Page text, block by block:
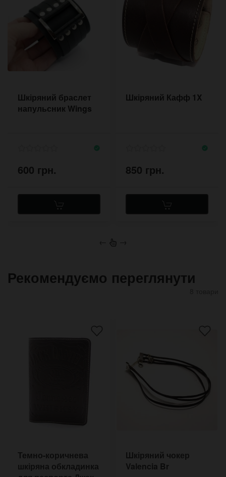
Шкіряний браслет
напульсник Wings
600 грн.
Шкіряний Кафф 1X
850 грн.
← →
Рекомендуємо переглянути
Темно-коричнева
шкіряна обкладинка
Шкіряний чокер
Valencia Br